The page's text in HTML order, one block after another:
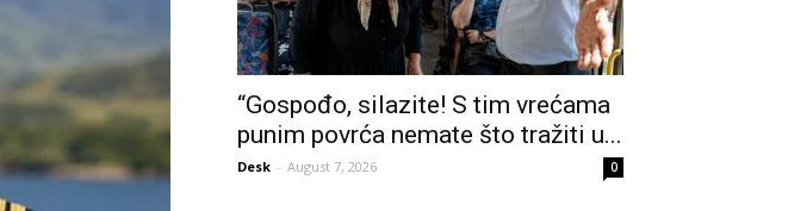
“Gospođo, silazite! S tim vrećama
punim povrća nemate što tražiti u...
Desk - August 7, 2026 0